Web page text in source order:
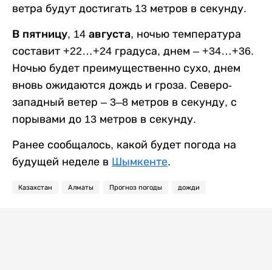
ветра будут достигать 13 метров в секунду.
В пятницу, 14 августа, ночью температура
составит +22…+24 градуса, днем – +34…+36.
Ночью будет преимущественно сухо, днем
вновь ожидаются дождь и гроза. Северо-
западный ветер – 3–8 метров в секунду, с
порывами до 13 метров в секунду.
Ранее сообщалось, какой будет погода на
будущей неделе в Шымкенте.
Казахстан Алматы Прогноз погоды дожди